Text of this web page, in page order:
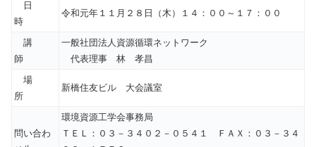
日
時
令和元年１１月２８日（木）１４：００～１７：００
講
師
一般社団法人資源循環ネットワーク
代表理事 林 孝昌
場
所
新橋住友ビル 大会議室
問い合わ
環境資源工学会事務局
ＴＥＬ：０３－３４０２－０５４１ ＦＡＸ：０３－３４